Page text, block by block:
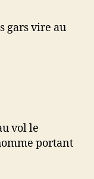
gars vire au
vol le
portant